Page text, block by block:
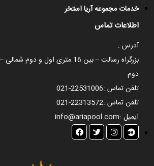
خدمات مجموعه آریا استخر
اطلاعات تماس
آدرس :
دوم
تلفن تماس :021-22531006
تلفن تماس :021-22313572
ایمیل :info@ariapool.com